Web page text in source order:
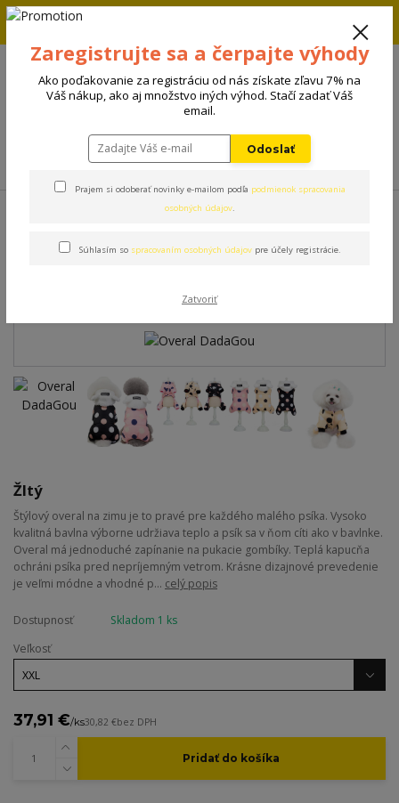
Zľava 5% na prvú objednávku. Zadaj kód FIRST5 a zľava sa
+421 908 198 133 (Po-Pia, 8-15 hod.)
Overal DadaGou
Žltý
Štýlový overal na zimu je to pravé pre každého malého psíka. Vysoko
kvalitná bavlna výborne udržiava teplo a psík sa v ňom cíti ako v bavlnke.
Overal má jednoduché zapínanie na pukacie gombíky. Teplá kapucňa
ochráni psíka pred nepríjemným vetrom. Krásne dizajnové prevedenie
je veľmi módne a vhodné p... celý popis
Dostupnosť
Skladom 1 ks
Veľkosť
37,91 €/ks30,82 €bez DPH
Pridať do košíka
Zaregistrujte sa a čerpajte výhody
Ako poďakovanie za registráciu od nás získate zľavu 7% na
Váš nákup, ako aj množstvo iných výhod. Stačí zadať Váš
email.
Odoslať
Prajem si odoberať novinky e-mailom podľa podmienok spracovania
osobných údajov.
Súhlasím so spracovaním osobných údajovpre účely registrácie.
Zatvoriť